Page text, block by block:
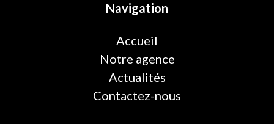
Navigation
Accueil
Notre agence
Actualités
Contactez-nous